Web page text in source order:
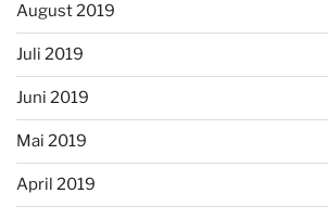
August 2019
Juli 2019
Juni 2019
Mai 2019
April 2019